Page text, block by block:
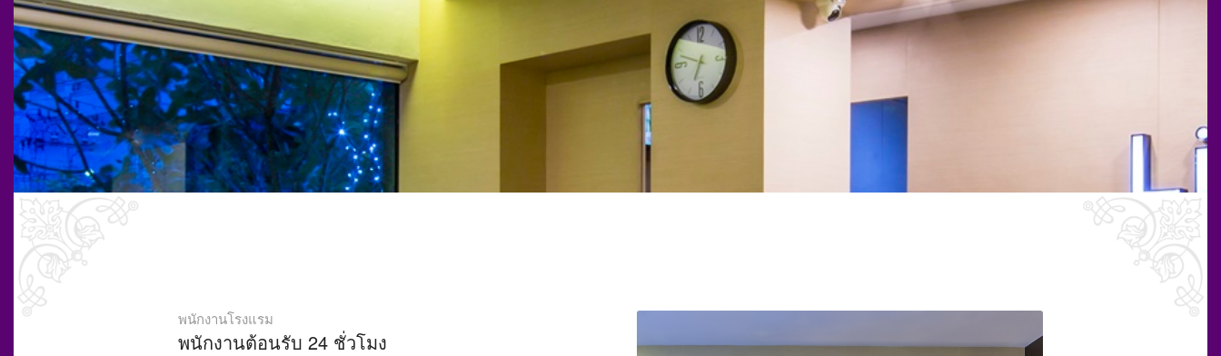
พนักงานโรงแรม
พนักงานต้อนรับ 24 ชั่วโมง